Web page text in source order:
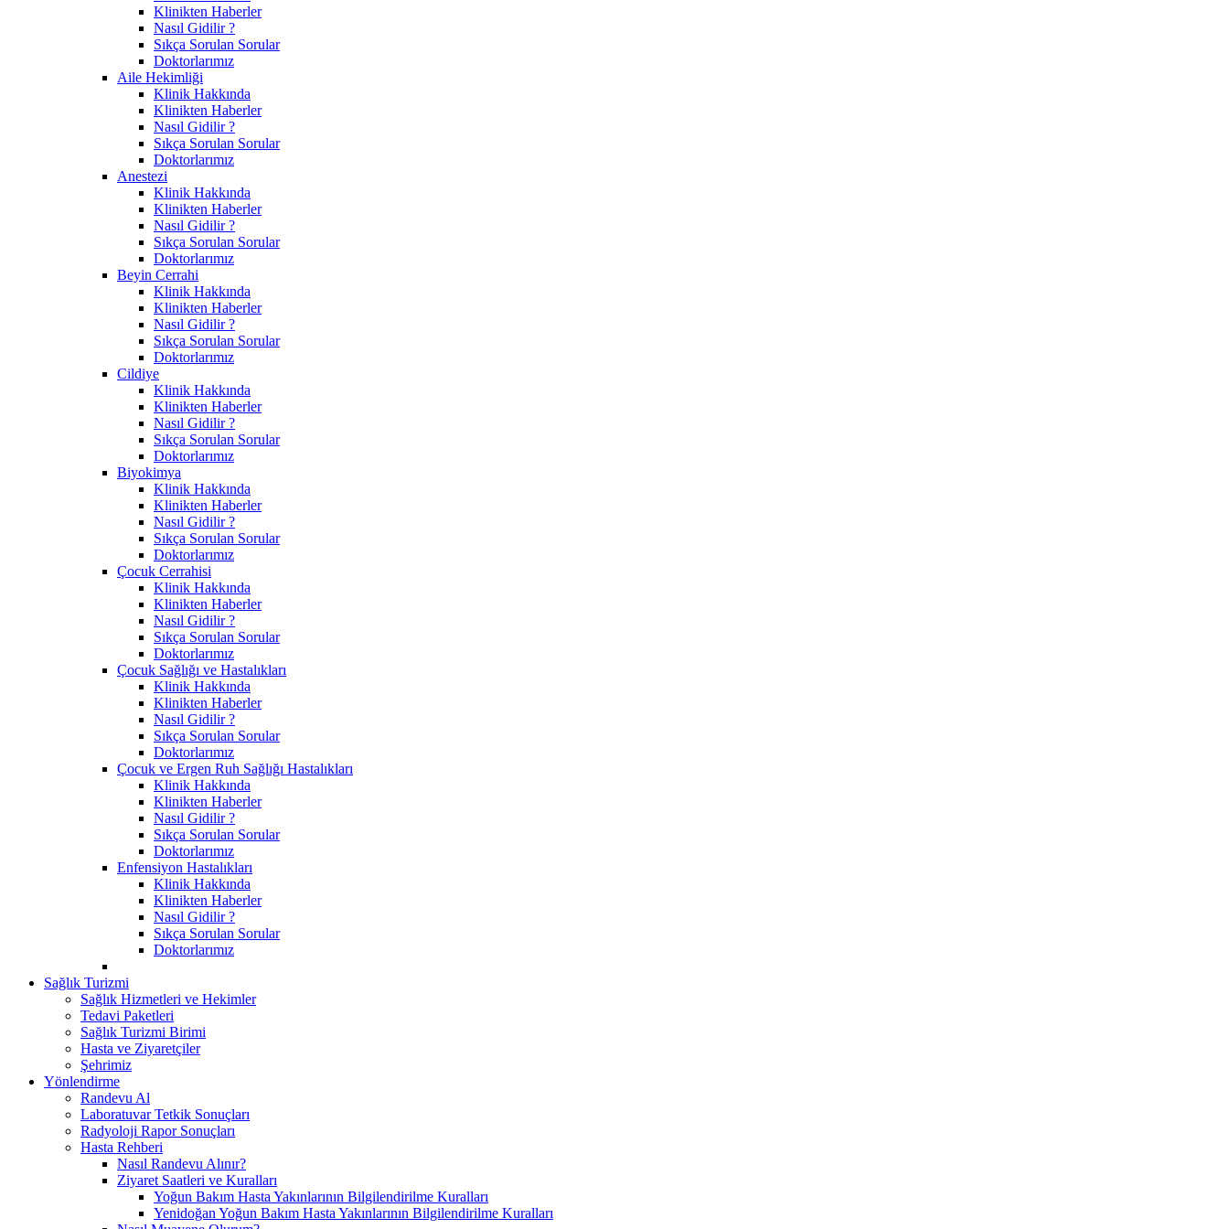
Klinikten Haberler
Nasıl Gidilir ?
Sıkça Sorulan Sorular
Doktorlarımız
Aile Hekimliği
Klinik Hakkında
Klinikten Haberler
Nasıl Gidilir ?
Sıkça Sorulan Sorular
Doktorlarımız
Anestezi
Klinik Hakkında
Klinikten Haberler
Nasıl Gidilir ?
Sıkça Sorulan Sorular
Doktorlarımız
Beyin Cerrahi
Klinik Hakkında
Klinikten Haberler
Nasıl Gidilir ?
Sıkça Sorulan Sorular
Doktorlarımız
Cildiye
Klinik Hakkında
Klinikten Haberler
Nasıl Gidilir ?
Sıkça Sorulan Sorular
Doktorlarımız
Biyokimya
Klinik Hakkında
Klinikten Haberler
Nasıl Gidilir ?
Sıkça Sorulan Sorular
Doktorlarımız
Çocuk Cerrahisi
Klinik Hakkında
Klinikten Haberler
Nasıl Gidilir ?
Sıkça Sorulan Sorular
Doktorlarımız
Çocuk Sağlığı ve Hastalıkları
Klinik Hakkında
Klinikten Haberler
Nasıl Gidilir ?
Sıkça Sorulan Sorular
Doktorlarımız
Çocuk ve Ergen Ruh Sağlığı Hastalıkları
Klinik Hakkında
Klinikten Haberler
Nasıl Gidilir ?
Sıkça Sorulan Sorular
Doktorlarımız
Enfensiyon Hastalıkları
Klinik Hakkında
Klinikten Haberler
Nasıl Gidilir ?
Sıkça Sorulan Sorular
Doktorlarımız
Sağlık Turizmi
Sağlık Hizmetleri ve Hekimler
Tedavi Paketleri
Sağlık Turizmi Birimi
Hasta ve Ziyaretçiler
Şehrimiz
Yönlendirme
Randevu Al
Laboratuvar Tetkik Sonuçları
Radyoloji Rapor Sonuçları
Hasta Rehberi
Nasıl Randevu Alınır?
Ziyaret Saatleri ve Kuralları
Yoğun Bakım Hasta Yakınlarının Bilgilendirilme Kuralları
Yenidoğan Yoğun Bakım Hasta Yakınlarının Bilgilendirilme Kuralları